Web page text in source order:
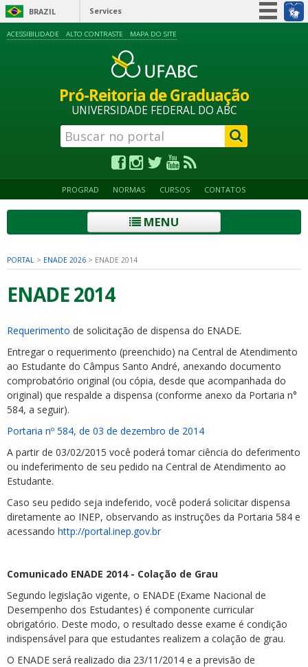
BRAZIL Services
Information access
Legislation
ACESSIBILIDADE ALTO CONTRASTE MAPA DO SITE
Pró-Reitoria de Graduação
UNIVERSIDADE FEDERAL DO ABC
PROGRAD NORMAS CURSOS CONTATOS
MENU
PORTAL > ENADE 2026 > ENADE 2014
ENADE 2014
Requerimento de solicitação de dispensa do ENADE.
Entregar o requerimento (preenchido) na Central de Atendimento
ao Estudante do Câmpus Santo André, anexando documento
comprobatório original (ou cópia, desde que acompanhada do
original) que respalde a dispensa (conforme anexo da Portaria n°
584, a seguir).
Portaria nº 584, de 03 de dezembro de 2014
A partir de 03/02/2015 você poderá tomar ciência do deferimento
ou indeferimento de seu pedido na Central de Atendimento ao
Estudante.
Caso seu pedido seja indeferido, você poderá solicitar dispensa
diretamente ao INEP, observando as instruções da Portaria 584 e
acessando http://portal.inep.gov.br
Comunicado ENADE 2014 - Colação de Grau
Segundo legislação vigente, o ENADE (Exame Nacional de
Desempenho dos Estudantes) é componente curricular
obrigatório. Deste modo, o resultado desse exame é condição
indispensável para que estudantes realizem a colação de grau.
O ENADE será realizado dia 23/11/2014 e a previsão de